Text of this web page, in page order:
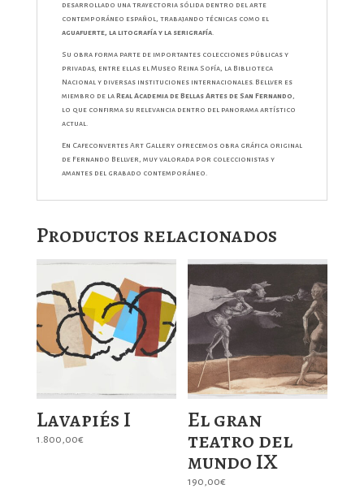
desarrollado una trayectoria sólida dentro del arte
contemporáneo español, trabajando técnicas como el
aguafuerte, la litografía y la serigrafía.
Su obra forma parte de importantes colecciones públicas y
privadas, entre ellas el Museo Reina Sofía, la Biblioteca
Nacional y diversas instituciones internacionales. Bellver es
miembro de la Real Academia de Bellas Artes de San Fernando ,
lo que confirma su relevancia dentro del panorama artístico
actual.
En Cafeconvertes Art Gallery ofrecemos obra gráfica original
de Fernando Bellver, muy valorada por coleccionistas y
amantes del grabado contemporáneo.
Productos relacionados
Lavapiés I
1.800,00€
El gran
teatro del
mundo IX
190,00€